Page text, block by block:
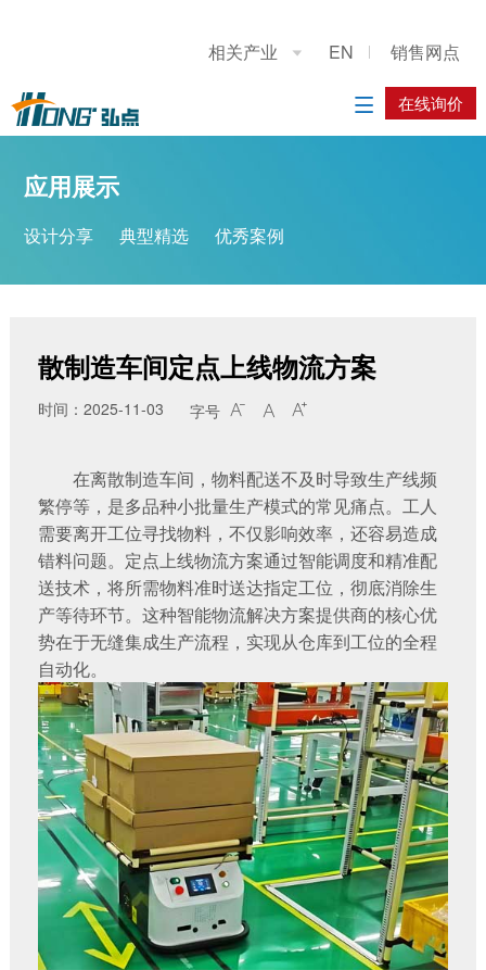
相关产业  EN 销售网点
在线询价

公司简介
设计分享
优秀案例
重型龙门上下料桁架机械手
工业机器人
履带底盘
系统方案
在线询价
应用展示
设计分享 典型精选 优秀案例
散制造车间定点上线物流方案
时间：2025-11-03 字号   
在离散制造车间，物料配送不及时导致生产线频
繁停等，是多品种小批量生产模式的常见痛点。工人
需要离开工位寻找物料，不仅影响效率，还容易造成
错料问题。定点上线物流方案通过智能调度和精准配
送技术，将所需物料准时送达指定工位，彻底消除生
产等待环节。这种智能物流解决方案提供商的核心优
势在于无缝集成生产流程，实现从仓库到工位的全程
自动化。